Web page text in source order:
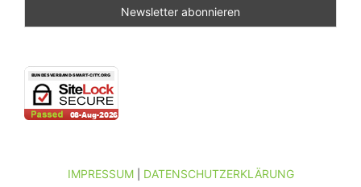
IMPRESSUM| DATENSCHUTZERKLÄRUNG